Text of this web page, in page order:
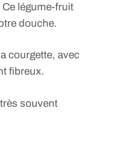
légume-fruit
douche.
courgette, avec
fibreux.
souvent